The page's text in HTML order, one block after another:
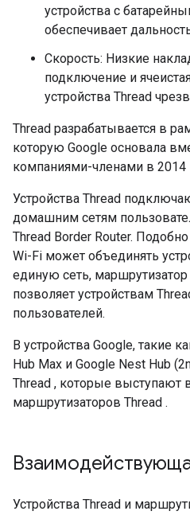
устройства с
обеспечивает
Скорость: Низкие
подключение и
устройства Thread
Thread разрабатывается в
которую Google основала
компаниями-членами в 2014
Устройства Thread
домашним сетям
Thread Border Router.
Wi-Fi может объединять
единую сеть, маршрутизатор
позволяет устройствам
пользователей.
В устройства Google, такие
Hub Max и Google Nest Hub
Thread , которые выступают
маршрутизаторов Thread .
Устройства Thread и